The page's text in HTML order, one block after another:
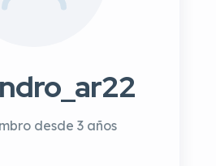
desde 3 años